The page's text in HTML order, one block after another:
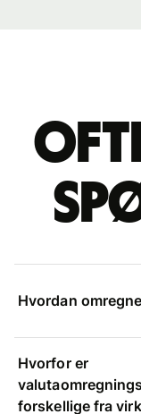
Hvordan
Hvorfor er
forskellige fra